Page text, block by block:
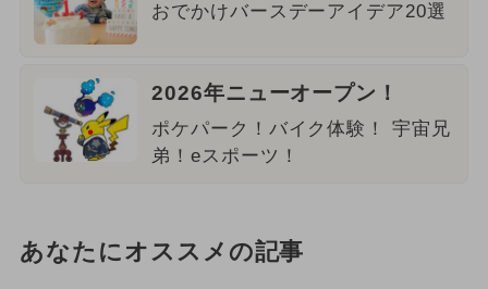
おでかけバースデーアイデア20選
2026年ニューオープン！
ポケパーク！バイク体験！ 宇宙兄
弟！eスポーツ！
あなたにオススメの記事